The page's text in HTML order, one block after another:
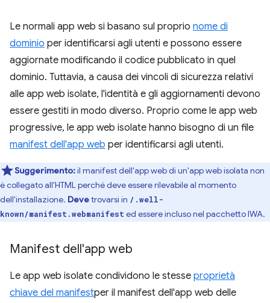
Le normali app web si basano sul proprio nome di
dominio per identificarsi agli utenti e possono essere
aggiornate modificando il codice pubblicato in quel
dominio. Tuttavia, a causa dei vincoli di sicurezza relativi
alle app web isolate, l'identità e gli aggiornamenti devono
essere gestiti in modo diverso. Proprio come le app web
progressive, le app web isolate hanno bisogno di un file
manifest dell'app web per identificarsi agli utenti.
Suggerimento:il manifest dell'app web di un'app web isolata non
è collegato all'HTML perché deve essere rilevabile al momento
dell'installazione. Devetrovarsi in /.well-
known/manifest.webmanifest ed essere incluso nel pacchetto IWA.
Manifest dell'app web
Le app web isolate condividono le stesse proprietà
chiave del manifestper il manifest dell'app web delle